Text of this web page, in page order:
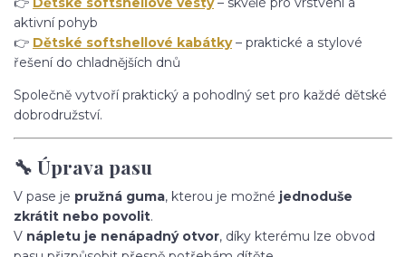
aktivní pohyb
👉 Dětské softshellové kabátky– praktické a stylové
řešení do chladnějších dnů
Společně vytvoří praktický a pohodlný set pro každé dětské
dobrodružství.
🔧 Úprava pasu
V pase je pružná guma, kterou je možné jednoduše
zkrátit nebo povolit.
V nápletu je nenápadný otvor, díky kterému lze obvod